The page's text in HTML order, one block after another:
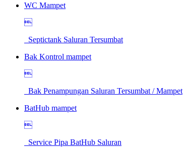
WC Mampet

Septictank Saluran Tersumbat
Bak Kontrol mampet

Bak Penampungan Saluran Tersumbat / Mampet
BatHub mampet

Service Pipa BatHub Saluran